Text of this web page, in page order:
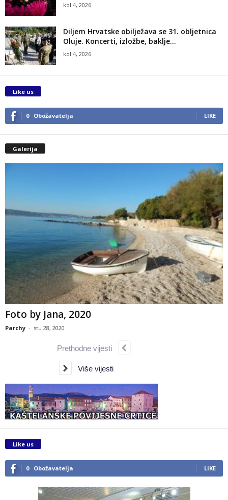
kol 4, 2026
Diljem Hrvatske obilježava se 31. obljetnica
Oluje. Koncerti, izložbe, baklje…
kol 4, 2026
Like us
0 Obožavatelja LIKE
Galerija
Foto by Jana, 2020
Parchy - stu 28, 2020
Prethodne vijesti
Više vijesti
Like us
0 Obožavatelja LIKE